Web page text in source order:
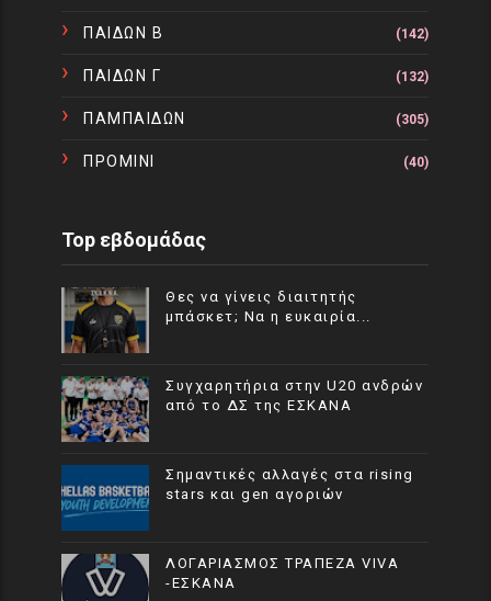
ΠΑΙΔΩΝ Β (142)
ΠΑΙΔΩΝ Γ (132)
ΠΑΜΠΑΙΔΩΝ (305)
ΠΡΟΜΙΝΙ (40)
Top εβδομάδας
Θες να γίνεις διαιτητής
μπάσκετ; Να η ευκαιρία...
Συγχαρητήρια στην U20 ανδρών
από το ΔΣ της ΕΣΚΑΝΑ
Σημαντικές αλλαγές στα rising
stars και gen αγοριών
ΛΟΓΑΡΙΑΣΜΟΣ ΤΡΑΠΕΖΑ VIVA
-ΕΣΚΑΝΑ